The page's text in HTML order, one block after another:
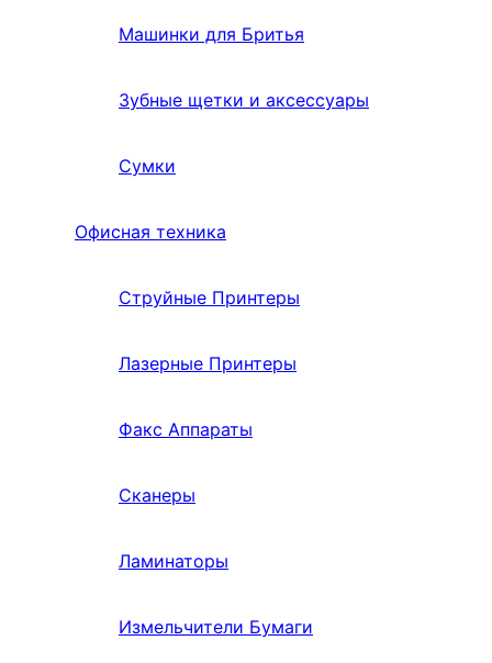
Машинки для Бритья
Зубные щетки и аксессуары
Сумки
Офисная техника
Струйные Принтеры
Лазерные Принтеры
Факс Аппараты
Сканеры
Ламинаторы
Измельчители Бумаги